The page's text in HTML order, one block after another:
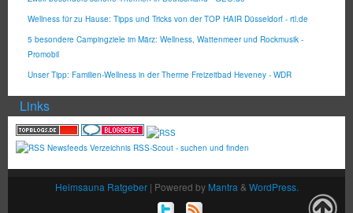
Wellness für zu Hause: Tipps und Tricks von der TOP HAIR Düsseldorf - rtl.de
5 besondere Campingziele im März: Wellness, Wattenmeer und Rockmusik -
Promobil
Unser Tipp: Familien-Wellness in der Therme Freizeitbad Heveney - WDR
Links
Heimsauna Ratgeber| Powered by Mantra & WordPress.